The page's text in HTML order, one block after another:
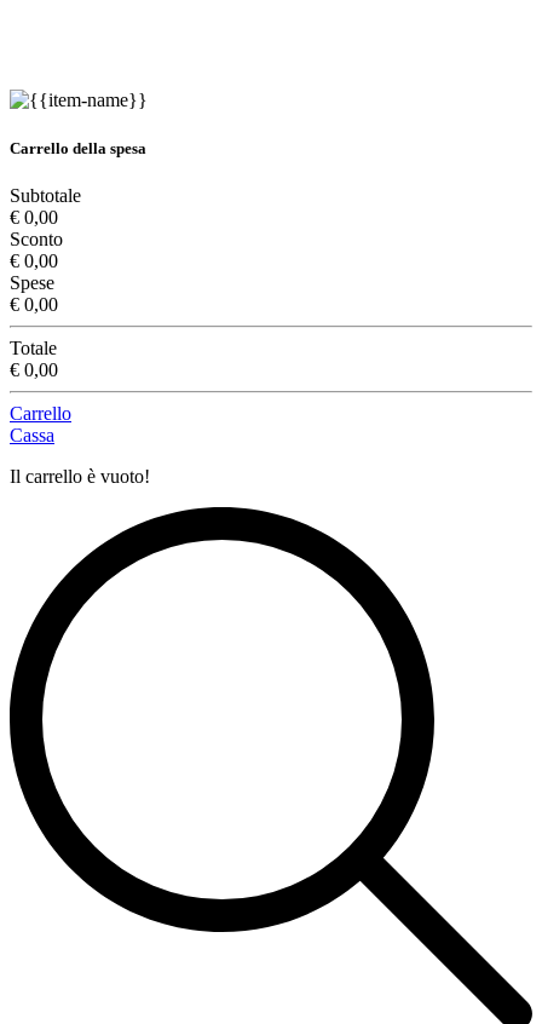
Carrello della spesa
Subtotale
€ 0,00
Sconto
€ 0,00
Spese
€ 0,00
Totale
€ 0,00
Carrello
Cassa
Il carrello è vuoto!